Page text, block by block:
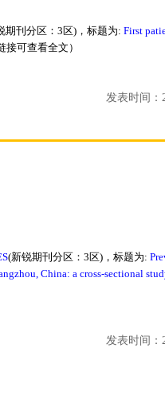
期刊分区：3区)，标题为: First
接可查看全文）
发表时间：
(新锐期刊分区：3区)，标题为:
China: a cross-sectional
发表时间：